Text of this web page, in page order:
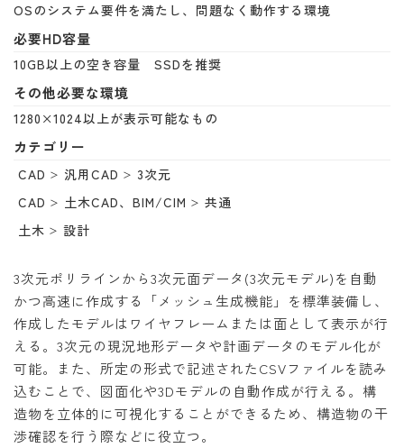
OSのシステム要件を満たし、問題なく動作する環境
必要HD容量
10GB以上の空き容量 SSDを推奨
その他必要な環境
1280×1024以上が表示可能なもの
カテゴリー
CAD 汎用CAD
3次元
CAD
土木CAD、BIM/CIM
共通
土木
設計
3次元ポリラインから3次元面データ(3次元モデル)を自動
かつ高速に作成する「メッシュ生成機能」を標準装備し、
作成したモデルはワイヤフレームまたは面として表示が行
える。3次元の現況地形データや計画データのモデル化が
可能。また、所定の形式で記述されたCSVファイルを読み
込むことで、図面化や3Dモデルの自動作成が行える。構
造物を立体的に可視化することができるため、構造物の干
渉確認を行う際などに役立つ。